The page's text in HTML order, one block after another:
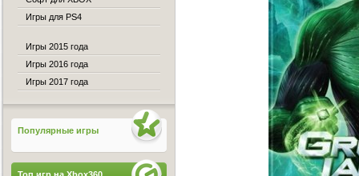
Игры для PS4
Игры 2015 года
Игры 2016 года
Игры 2017 года
Популярные игры